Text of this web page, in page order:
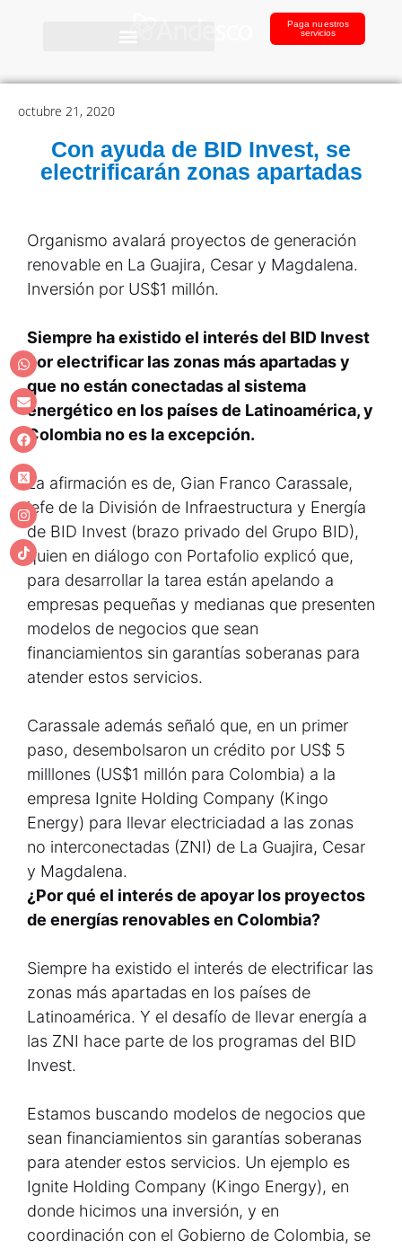
Paga nuestros
servicios
octubre 21, 2020
Con ayuda de BID Invest, se
electrificarán zonas apartadas
Organismo avalará proyectos de generación
renovable en La Guajira, Cesar y Magdalena.
Inversión por US$1 millón.
Siempre ha existido el interés del BID Invest
por electrificar las zonas más apartadas y
que no están conectadas al sistema
energético en los países de Latinoamérica, y
Colombia no es la excepción.
La afirmación es de, Gian Franco Carassale,
jefe de la División de Infraestructura y Energía
de BID Invest (brazo privado del Grupo BID),
quien en diálogo con Portafolio explicó que,
para desarrollar la tarea están apelando a
empresas pequeñas y medianas que presenten
modelos de negocios que sean
financiamientos sin garantías soberanas para
atender estos servicios.
Carassale además señaló que, en un primer
paso, desembolsaron un crédito por US$ 5
milllones (US$1 millón para Colombia) a la
empresa Ignite Holding Company (Kingo
Energy) para llevar electriciadad a las zonas
no interconectadas (ZNI) de La Guajira, Cesar
y Magdalena.
¿Por qué el interés de apoyar los proyectos
de energías renovables en Colombia?
Siempre ha existido el interés de electrificar las
zonas más apartadas en los países de
Latinoamérica. Y el desafío de llevar energía a
las ZNI hace parte de los programas del BID
Invest.
Estamos buscando modelos de negocios que
sean financiamientos sin garantías soberanas
para atender estos servicios. Un ejemplo es
Ignite Holding Company (Kingo Energy), en
donde hicimos una inversión, y en
coordinación con el Gobierno de Colombia, se